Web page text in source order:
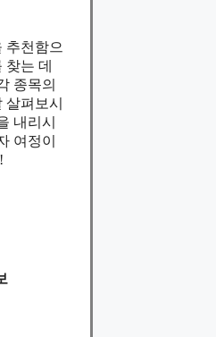
추천함으
찾는 데
종목의
펴보시
내리시
여정이